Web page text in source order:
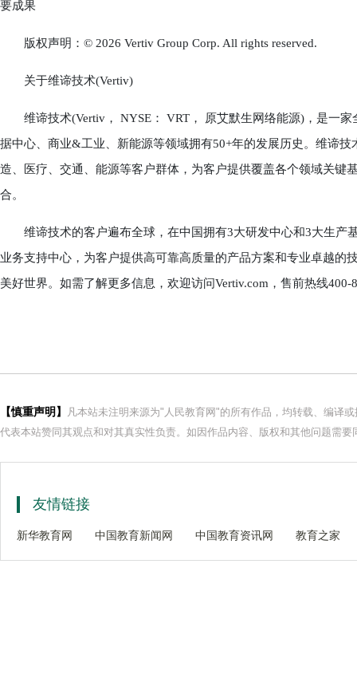
要成果
版权声明：© 2026 Vertiv Group Corp. All rights reserved.
关于维谛技术(Vertiv)
维谛技术(Vertiv， NYSE： VRT， 原艾默生网络能源)，是一家
据中心、商业&工业、新能源等领域拥有50+年的发展历史。维谛
造、医疗、交通、能源等客户群体，为客户提供覆盖各个领域关键
合。
维谛技术的客户遍布全球，在中国拥有3大研发中心和3大生产
业务支持中心，为客户提供高可靠高质量的产品方案和专业卓越
美好世界。如需了解更多信息，欢迎访问Vertiv.com，售前热线400-
【慎重声明】
凡本站未注明来源为"人民教育网"的所有作品，均转载、编译
代表本站赞同其观点和对其真实性负责。如因作品内容、版权和其他问题需
友情链接
新华教育网 中国教育新闻网 中国教育资讯网 教育之家